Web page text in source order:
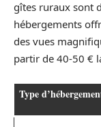
gîtes ruraux sont
hébergements
des vues
partir de 40-50 €
Type